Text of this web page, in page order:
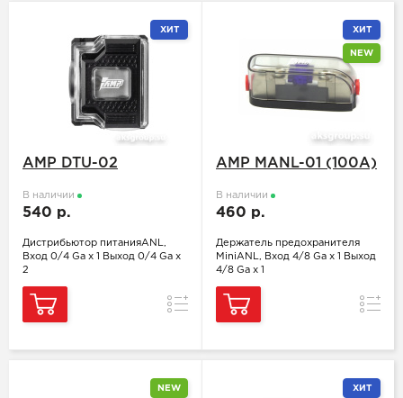
ХИТ
AMP DTU-02
В наличии
540 р.
Дистрибьютор питанияANL,
Вход 0/4 Ga x 1 Выход 0/4 Ga x
2
Сравнение
ХИТ
NEW
AMP MANL-01 (100A)
В наличии
460 р.
Держатель предохранителя
MiniANL, Вход 4/8 Ga x 1 Выход
4/8 Ga x 1
NEW ХИТ